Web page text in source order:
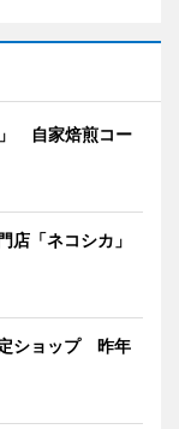
」 自家焙煎コー
店「ネコシカ」
ショップ 昨年